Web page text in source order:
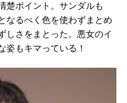
楚ポイント。サンダルも
なるべく色を使わずまとめ
しさをまとった。悪女のイ
姿もキマっている！